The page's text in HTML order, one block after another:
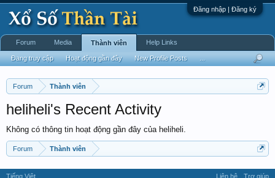
Đăng nhập | Đăng ký
Forum Thành viên
heliheli's Recent Activity
Không có thông tin hoạt động gần đây của heliheli.
Forum Thành viên
Forum Media Thành viên
Đang truy cập Hoạt động gần đây New Profile Posts
Help Links
Tiếng Việt Liên hệ
Trợ giúp